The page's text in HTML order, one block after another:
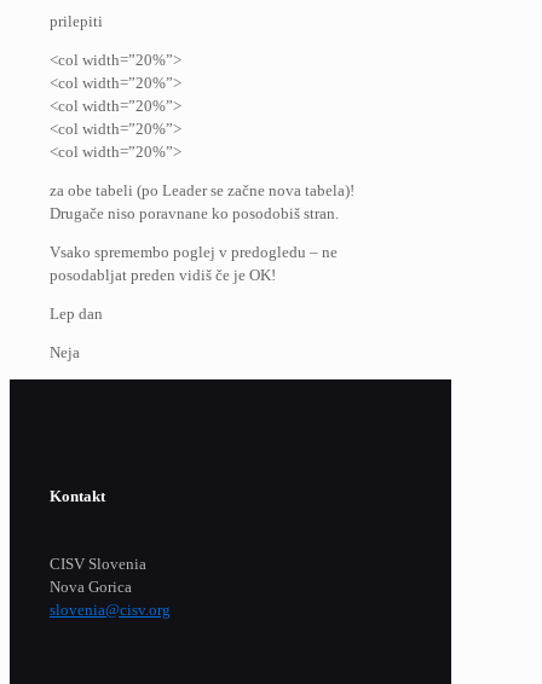
prilepiti
<col width=”20%”>
<col width=”20%”>
<col width=”20%”>
<col width=”20%”>
<col width=”20%”>
za obe tabeli (po Leader se začne nova tabela)!
Drugače niso poravnane ko posodobiš stran.
Vsako spremembo poglej v predogledu – ne
posodabljat preden vidiš če je OK!
Lep dan
Neja
Kontakt
CISV Slovenia
Nova Gorica
slovenia@cisv.org